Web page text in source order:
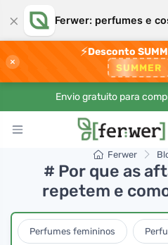
× Ferwer: perfumes e
×
⚡Desconto
SUMMER
Envio gratuito para
Ferwer
# Por que as
repetem e
Perfumes femininos